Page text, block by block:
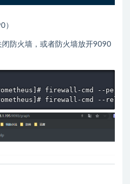
）
防火墙，或者防火墙放开9090
firewall-cmd --
firewall-cmd --reload